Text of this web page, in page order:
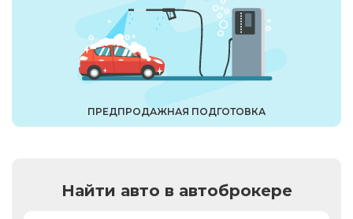
ПРЕДПРОДАЖНАЯ ПОДГОТОВКА
Найти авто в автоброкере